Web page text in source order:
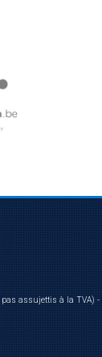
assujettis à la TVA) -